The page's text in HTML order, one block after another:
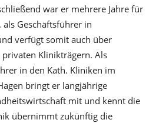
war er mehrere Jahre für
Geschäftsführer in
verfügt somit auch über
Klinikträgern. Als
in den Kath. Kliniken im
bringt er langjährige
mit und kennt die
übernimmt zukünftig die